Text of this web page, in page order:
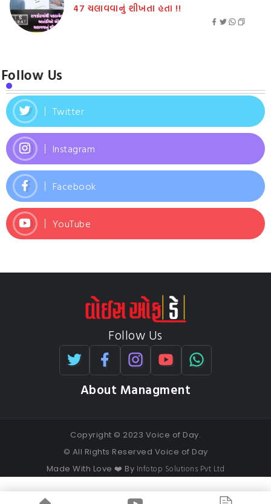
47 ચલાવવાનું શીખતા હતા !!
Follow Us
Twitter
Instagram
Facebook
YouTube
Follow Us
About Managment
Copyright © 2023 Voice of Day.
© All Rights Reserved Voice of Day
Made With Love ❤️ By Infotop Solutions Pvt Ltd